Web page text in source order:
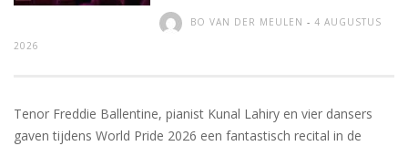
BO VAN DER MEULEN - 4 AUGUSTUS
2026
Tenor Freddie Ballentine, pianist Kunal Lahiry en vier dansers
gaven tijdens World Pride 2026 een fantastisch recital in de